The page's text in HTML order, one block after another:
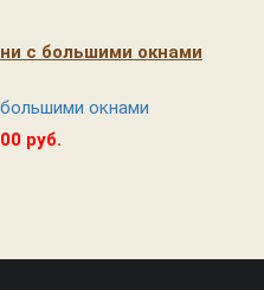
с большими окнами
руб.